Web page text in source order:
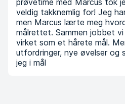
prøvetime med Marcus tok
veldig takknemlig for! Jeg
men Marcus lærte meg
målrettet. Sammen jobbet
virket som et hårete mål.
utfordringer, nye øvelser og
jeg i mål